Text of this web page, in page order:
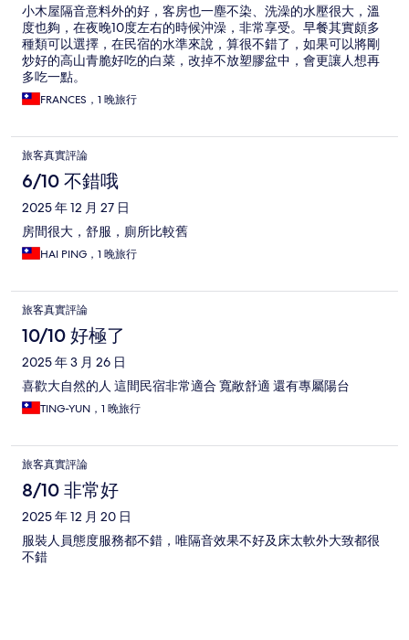
小木屋隔音意料外的好，客房也一塵不染、洗澡的水壓很大，溫
度也夠，在夜晚10度左右的時候沖澡，非常享受。早餐其實頗多
種類可以選擇，在民宿的水準來說，算很不錯了，如果可以將剛
炒好的高山青脆好吃的白菜，改掉不放塑膠盆中，會更讓人想再
多吃一點。
FRANCES，1 晚旅行
旅客真實評論
6/10 不錯哦
2025 年 12 月 27 日
房間很大，舒服，廁所比較舊
HAI PING，1 晚旅行
旅客真實評論
10/10 好極了
2025 年 3 月 26 日
喜歡大自然的人 這間民宿非常適合 寬敞舒適 還有專屬陽台
TING-YUN，1 晚旅行
旅客真實評論
8/10 非常好
2025 年 12 月 20 日
服裝人員態度服務都不錯，唯隔音效果不好及床太軟外大致都很
不錯